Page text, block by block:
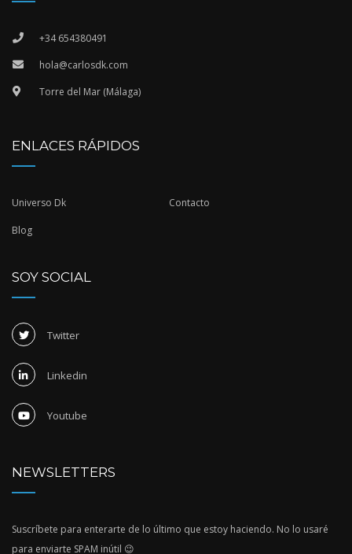
+34 654380491
hola@carlosdk.com
Torre del Mar (Málaga)
ENLACES RÁPIDOS
Universo Dk Contacto
Blog
SOY SOCIAL
Twitter
Linkedin
Youtube
NEWSLETTERS
Suscríbete para enterarte de lo último que estoy haciendo. No lo usaré
para enviarte SPAM inútil 😉